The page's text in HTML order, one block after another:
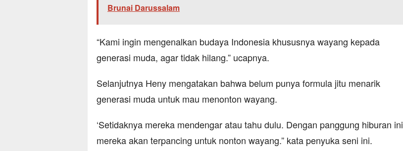
Brunai Darussalam
“Kami ingin mengenalkan budaya Indonesia khususnya wayang kepada
generasi muda, agar tidak hilang.” ucapnya.
Selanjutnya Heny mengatakan bahwa belum punya formula jitu menarik
generasi muda untuk mau menonton wayang.
‘Setidaknya mereka mendengar atau tahu dulu. Dengan panggung hiburan ini
mereka akan terpancing untuk nonton wayang.” kata penyuka seni ini.